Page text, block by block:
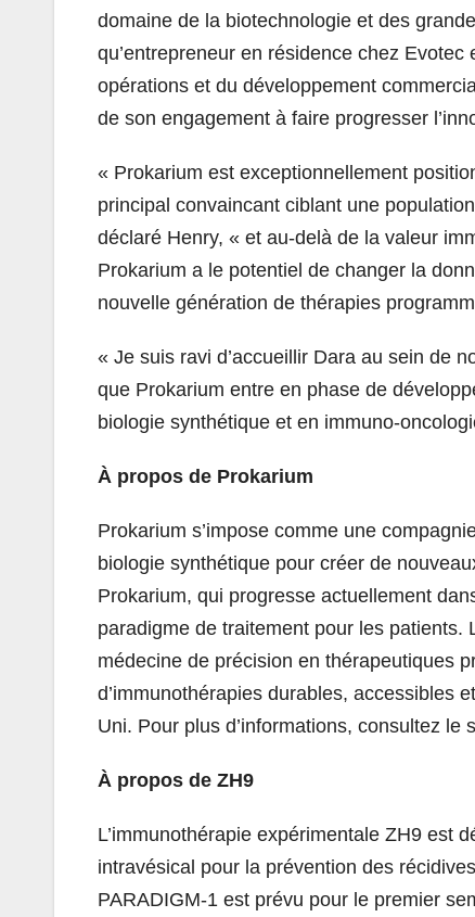
domaine de la biotechnologie et des
qu’entrepreneur en résidence chez
opérations et du développement
de son engagement à faire progresser
« Prokarium est exceptionnellement
principal convaincant ciblant une
déclaré Henry, « et au-delà de la valeur
Prokarium a le potentiel de changer la
nouvelle génération de thérapies
« Je suis ravi d’accueillir Dara au sein de
que Prokarium entre en phase de
biologie synthétique et en immuno-
À propos de Prokarium
Prokarium s’impose comme une
biologie synthétique pour créer de
Prokarium, qui progresse actuellement
paradigme de traitement pour les
médecine de précision en thérapeutiques
d’immunothérapies durables, accessibles
Uni. Pour plus d’informations, consultez le
À propos de ZH9
L’immunothérapie expérimentale ZH9 est
intravésical pour la prévention des
PARADIGM-1 est prévu pour le premier